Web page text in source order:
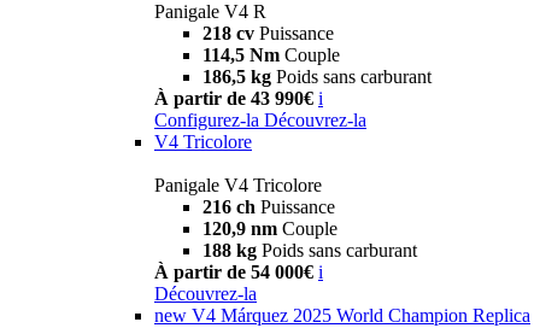
Panigale V4 R
218 cv Puissance
114,5 Nm Couple
186,5 kg Poids sans carburant
À partir de 43 990€ i
Configurez-la Découvrez-la
V4 Tricolore
Panigale V4 Tricolore
216 ch Puissance
120,9 nm Couple
188 kg Poids sans carburant
À partir de 54 000€ i
Découvrez-la
new V4 Márquez 2025 World Champion Replica